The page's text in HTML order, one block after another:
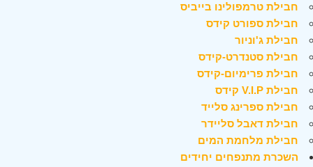
חבילת טרמפולינו בייביס
חבילת ספורט קידס
חבילת ג'וניור
חבילת סטנדרט-קידס
חבילת פרימיום-קידס
חבילת V.I.P קידס
חבילת ספרינג סלייד
חבילת דאבל סליידר
חבילת מלחמת המים
השכרת מתנפחים יחידים